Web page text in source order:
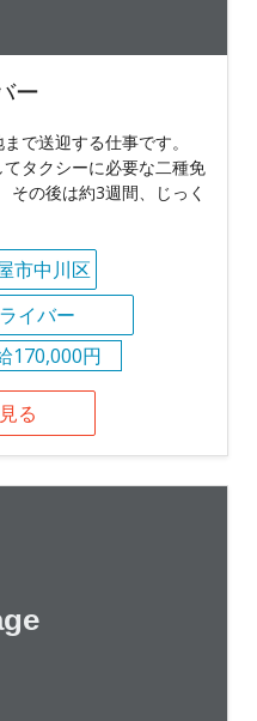
ー
で送迎する仕事です。
タクシーに必要な二種免
その後は約3週間、じっく
市中川区
イバー
170,000円
る